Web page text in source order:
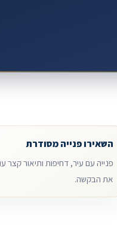
השאירו פנייה מסודרת
פנייה עם עיר, דחיפות ותיאור קצר
את הבקשה.